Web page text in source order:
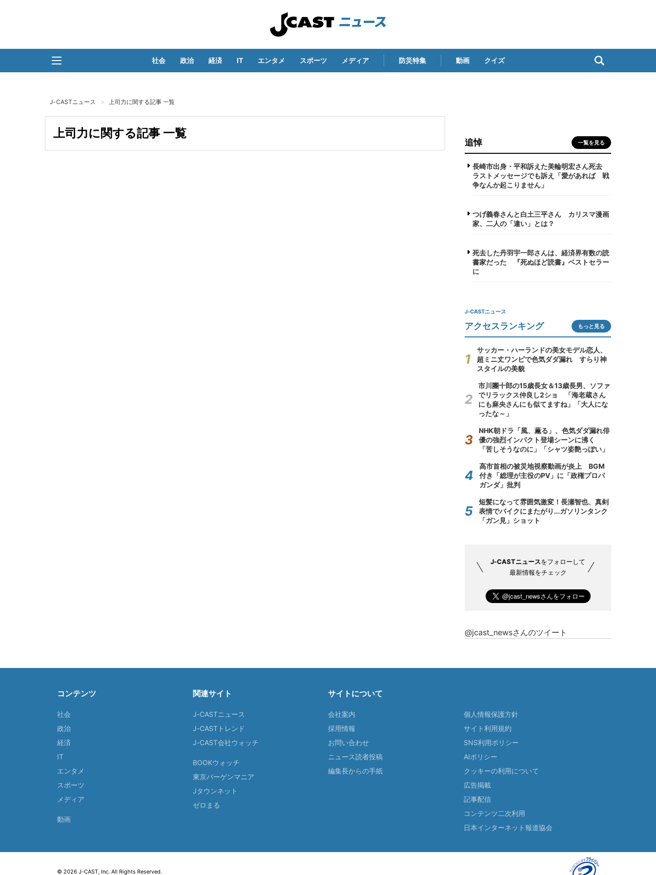
社会 政治 経済 IT エンタメ スポーツ メディア 防災特集 動画 クイズ
J-CASTニュース 上司力に関する記事 一覧
上司力に関する記事 一覧
追悼 一覧を見る
長崎市出身・平和訴えた美輪明宏さん死去
ラストメッセージでも訴え「愛があれば 戦
争なんか起こりません」
つげ義春さんと白土三平さん カリスマ漫画
家、二人の「違い」とは？
死去した丹羽宇一郎さんは、経済界有数の読
書家だった 『死ぬほど読書』ベストセラー
に
J-CASTニュース
アクセスランキング もっと見る
サッカー・ハーランドの美女モデル恋人、
超ミニ丈ワンピで色気ダダ漏れ すらり神
スタイルの美貌
市川團十郎の15歳長女＆13歳長男、ソファ
でリラックス仲良し2ショ 「海老蔵さん
にも麻央さんにも似てますね」「大人にな
ったな～」
NHK朝ドラ「風、薫る」、色気ダダ漏れ俳
優の強烈インパクト登場シーンに沸く
「苦しそうなのに」「シャツ姿艶っぽい」
高市首相の被災地視察動画が炎上 BGM
付き「総理が主役のPV」に「政権プロパ
ガンダ」批判
短髪になって雰囲気激変！長瀬智也、真剣
表情でバイクにまたがり...ガソリンタンク
「ガン見」ショット
J-CASTニュースをフォローして
最新情報をチェック
@jcast_newsさんのツイート
コンテンツ
社会
政治
経済
IT
エンタメ
スポーツ
メディア
動画
関連サイト
J-CASTニュース
J-CASTトレンド
J-CAST会社ウォッチ
BOOKウォッチ
東京バーゲンマニア
Jタウンネット
ゼロまる
サイトについて
会社案内
採用情報
お問い合わせ
ニュース読者投稿
編集長からの手紙
個人情報保護方針
サイト利用規約
SNS利用ポリシー
AIポリシー
クッキーの利用について
広告掲載
記事配信
コンテンツ二次利用
日本インターネット報道協会
© 2026 J-CAST, Inc. All Rights Reserved.